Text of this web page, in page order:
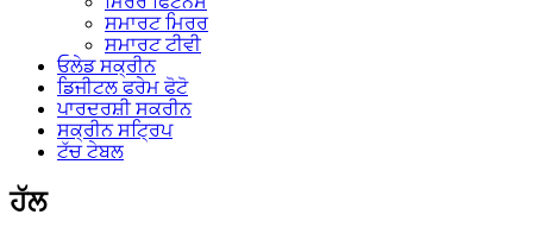
ਸਮਾਰਟ ਮਿਰਰ
ਸਮਾਰਟ ਟੀਵੀ
ਓਲੇਡ ਸਕ੍ਰੀਨ
ਡਿਜੀਟਲ ਫਰੇਮ ਫੋਟੋ
ਪਾਰਦਰਸ਼ੀ ਸਕਰੀਨ
ਸਕ੍ਰੀਨ ਸਟ੍ਰਿਪ
ਟੱਚ ਟੇਬਲ
ਹੱਲ